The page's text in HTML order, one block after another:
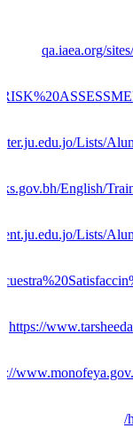
qa.iaea.org/
Lists/
English/
Lists/
https://